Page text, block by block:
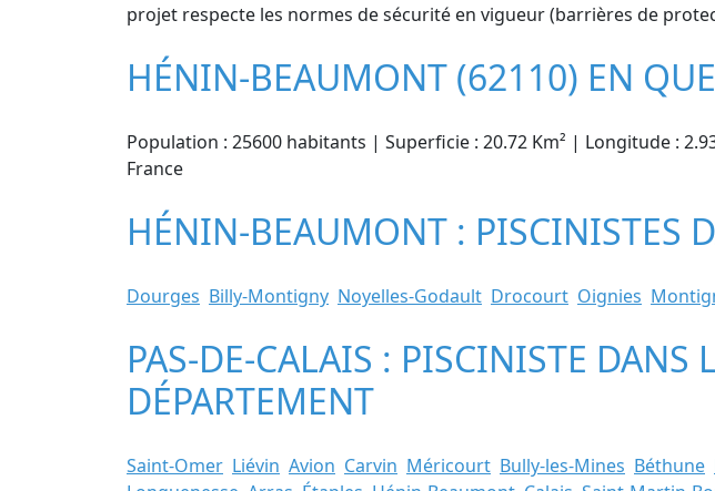
projet respecte les normes de sécurité en vigueur (barrières de
HÉNIN-BEAUMONT (62110) EN
Population : 25600 habitants | Superficie : 20.72 Km² | Longitude :
France
HÉNIN-BEAUMONT : PISCINISTES
Dourges Billy-Montigny Noyelles-Godault Drocourt Oignies
PAS-DE-CALAIS : PISCINISTE DANS
DÉPARTEMENT
Saint-Omer Liévin Avion Carvin Méricourt Bully-les-Mines Béthune